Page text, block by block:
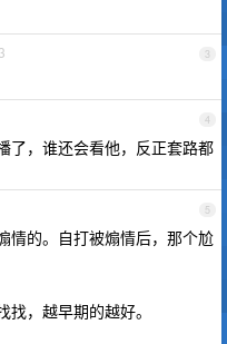
3
4
了，谁还会看他，反正套路都
5
情的。自打被煽情后，那个尬
，越早期的越好。